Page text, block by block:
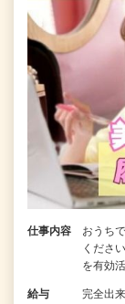
仕事内容
おうち
くださ
を有効
給与
完全出